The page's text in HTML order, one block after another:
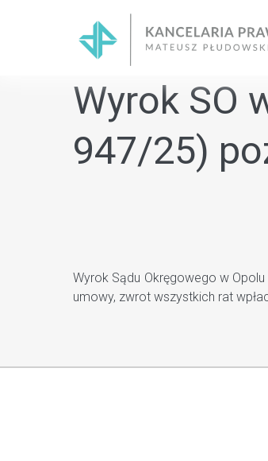
Wyrok SO
947/25)
Wyrok Sądu Okręgowego w
umowy, zwrot wszystkich rat